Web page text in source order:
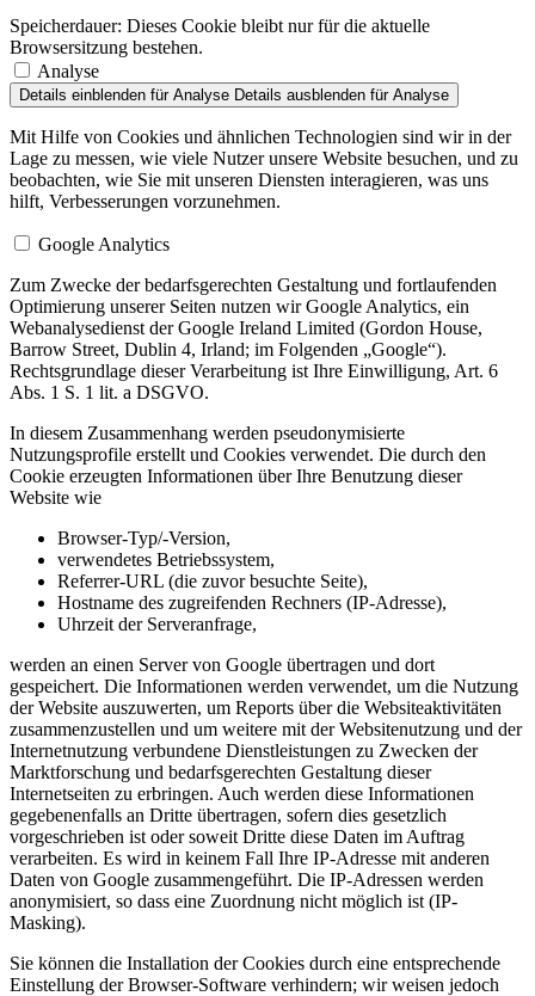
Speicherdauer: Dieses Cookie bleibt nur für die aktuelle
Browsersitzung bestehen.
Analyse
Details einblenden für Analyse Details ausblenden für Analyse
Mit Hilfe von Cookies und ähnlichen Technologien sind wir in der
Lage zu messen, wie viele Nutzer unsere Website besuchen, und zu
beobachten, wie Sie mit unseren Diensten interagieren, was uns
hilft, Verbesserungen vorzunehmen.
Google Analytics
Zum Zwecke der bedarfsgerechten Gestaltung und fortlaufenden
Optimierung unserer Seiten nutzen wir Google Analytics, ein
Webanalysedienst der Google Ireland Limited (Gordon House,
Barrow Street, Dublin 4, Irland; im Folgenden „Google“).
Rechtsgrundlage dieser Verarbeitung ist Ihre Einwilligung, Art. 6
Abs. 1 S. 1 lit. a DSGVO.
In diesem Zusammenhang werden pseudonymisierte
Nutzungsprofile erstellt und Cookies verwendet. Die durch den
Cookie erzeugten Informationen über Ihre Benutzung dieser
Website wie
Browser-Typ/-Version,
verwendetes Betriebssystem,
Referrer-URL (die zuvor besuchte Seite),
Hostname des zugreifenden Rechners (IP-Adresse),
Uhrzeit der Serveranfrage,
werden an einen Server von Google übertragen und dort
gespeichert. Die Informationen werden verwendet, um die Nutzung
der Website auszuwerten, um Reports über die Websiteaktivitäten
zusammenzustellen und um weitere mit der Websitenutzung und der
Internetnutzung verbundene Dienstleistungen zu Zwecken der
Marktforschung und bedarfsgerechten Gestaltung dieser
Internetseiten zu erbringen. Auch werden diese Informationen
gegebenenfalls an Dritte übertragen, sofern dies gesetzlich
vorgeschrieben ist oder soweit Dritte diese Daten im Auftrag
verarbeiten. Es wird in keinem Fall Ihre IP-Adresse mit anderen
Daten von Google zusammengeführt. Die IP-Adressen werden
anonymisiert, so dass eine Zuordnung nicht möglich ist (IP-
Masking).
Sie können die Installation der Cookies durch eine entsprechende
Einstellung der Browser-Software verhindern; wir weisen jedoch